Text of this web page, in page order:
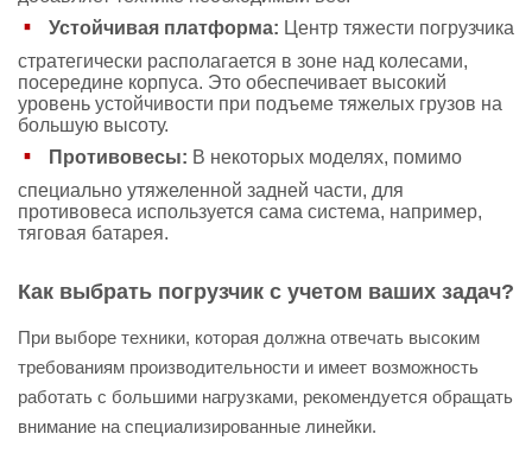
Устойчивая платформа: Центр тяжести погрузчика
стратегически располагается в зоне над колесами,
посередине корпуса. Это обеспечивает высокий
уровень устойчивости при подъеме тяжелых грузов на
большую высоту.
Противовесы: В некоторых моделях, помимо
специально утяжеленной задней части, для
противовеса используется сама система, например,
тяговая батарея.
Как выбрать погрузчик с учетом ваших задач?
При выборе техники, которая должна отвечать высоким
требованиям производительности и имеет возможность
работать с большими нагрузками, рекомендуется обращать
внимание на специализированные линейки.